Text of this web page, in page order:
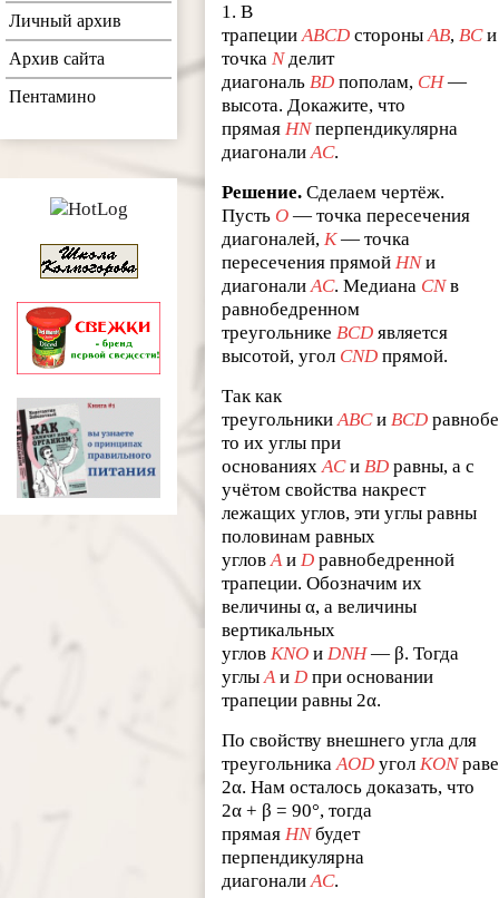
1. В
трапецииABCD стороныAB,BC
точкаNделит
диагональBD пополам, CH—
высота. Докажите, что
прямаяHNперпендикулярна
диагоналиAC.
Решение.Сделаем чертёж.
Пусть O — точка пересечения
диагоналей,K— точка
пересечения прямойHNи
диагоналиAC. Медиана CNв
равнобедренном
треугольникеBCD является
высотой, угол CND прямой.
Так как
треугольникиABCи BCD
то их углы при
основанияхACиBD равны, а с
учётом свойства накрест
лежащих углов, эти углы равны
половинам равных
угловAиD равнобедренной
трапеции. Обозначим их
величины α, а величины
вертикальных
угловKNO иDNH— β. Тогда
углыAиD при основании
трапеции равны 2α.
По свойству внешнего угла для
треугольникаAOD уголKON
2α. Нам осталось доказать, что
2α + β = 90°, тогда
прямаяHNбудет
перпендикулярна
диагоналиAC.
Личный архив
Архив сайта
Пентамино